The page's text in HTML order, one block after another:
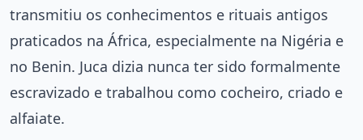
transmitiu os conhecimentos e rituais antigos
praticados na África, especialmente na Nigéria e
no Benin. Juca dizia nunca ter sido formalmente
escravizado e trabalhou como cocheiro, criado e
alfaiate.